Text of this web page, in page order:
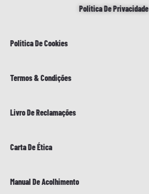
Politica De Privacidade
Politica De Cookies
Termos & Condições
Livro De Reclamações
Carta De Ética
Manual De Acolhimento